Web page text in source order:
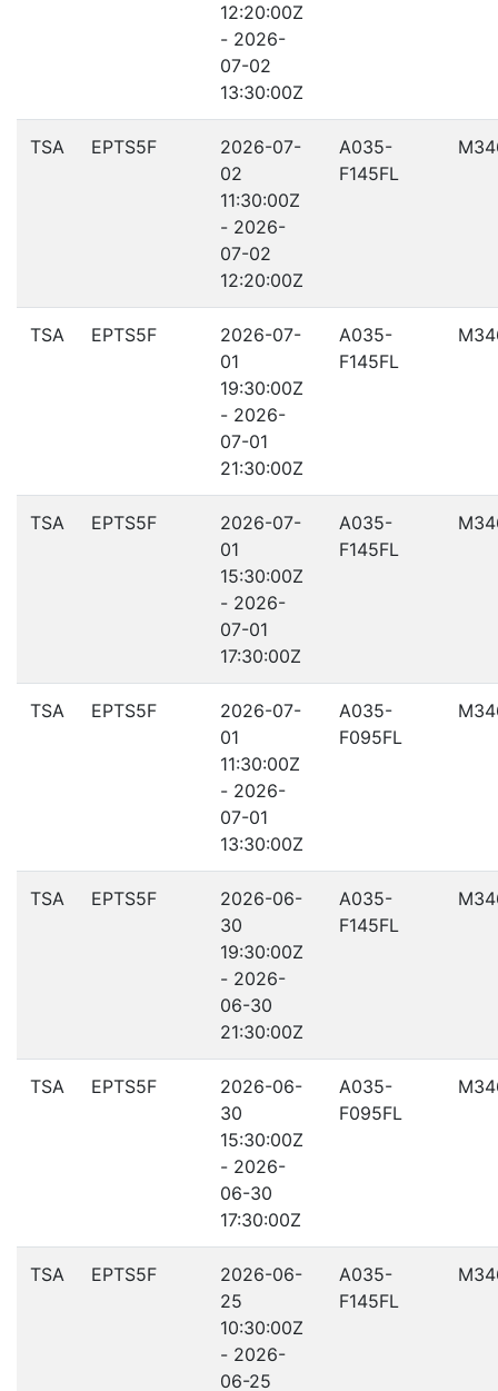
12:20:00Z
- 2026-
07-02
13:30:00Z
TSA EPTS5F
2026-07-
02
11:30:00Z
- 2026-
07-02
12:20:00Z
A035-
F145FL
TSA EPTS5F
2026-07-
01
19:30:00Z
- 2026-
07-01
21:30:00Z
A035-
F145FL
TSA EPTS5F
2026-07-
01
15:30:00Z
- 2026-
07-01
17:30:00Z
A035-
F145FL
TSA EPTS5F
2026-07-
01
11:30:00Z
- 2026-
07-01
13:30:00Z
A035-
F095FL
TSA EPTS5F
2026-06-
30
19:30:00Z
- 2026-
06-30
21:30:00Z
A035-
F145FL
TSA EPTS5F
2026-06-
30
15:30:00Z
- 2026-
06-30
17:30:00Z
A035-
F095FL
TSA EPTS5F
2026-06-
25
10:30:00Z
- 2026-
06-25
A035-
F145FL